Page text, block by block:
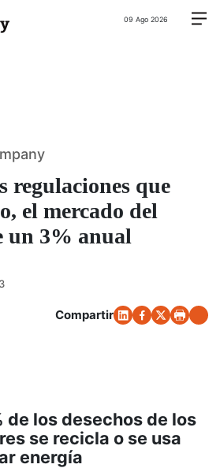
09 Ago 2026
regulaciones que
el mercado del
un 3% anual
Compartir
de los desechos de los
se recicla o se usa
energía